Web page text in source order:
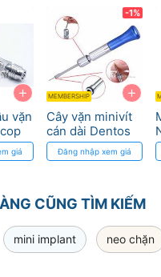
trình điều trị.
TÍNH
+
vặn
giá
+
-1%
MEMBERSHIP
Cây vặn minivít
cán dài Dentos
Đăng nhập xem giá
CŨNG TÌM KIẾM
mini implant neo chặn